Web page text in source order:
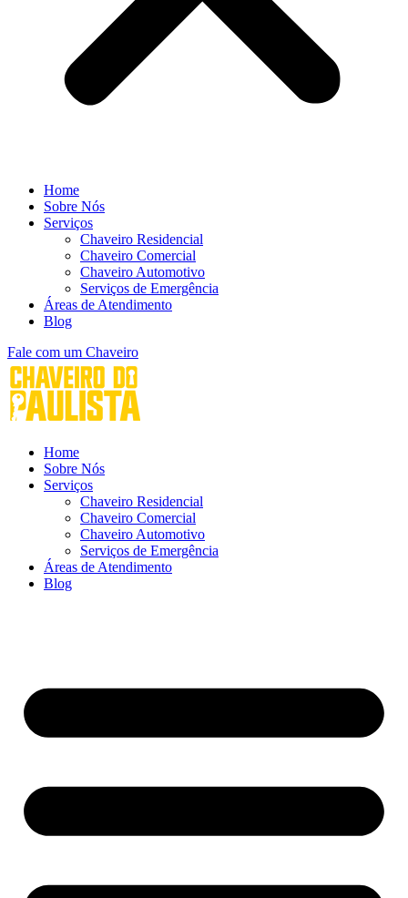
Home
Sobre Nós
Serviços
Chaveiro Residencial
Chaveiro Comercial
Chaveiro Automotivo
Serviços de Emergência
Áreas de Atendimento
Blog
Fale com um Chaveiro
Home
Sobre Nós
Serviços
Chaveiro Residencial
Chaveiro Comercial
Chaveiro Automotivo
Serviços de Emergência
Áreas de Atendimento
Blog